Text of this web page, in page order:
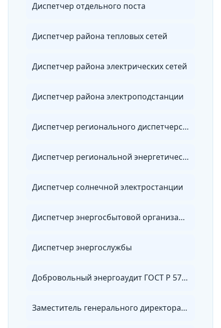
Диспетчер отдельного поста
Диспетчер района тепловых сетей
Диспетчер района электрических сетей
Диспетчер района электроподстанции
Диспетчер регионального диспетчерского управления
Диспетчер региональной энергетической системы
Диспетчер солнечной электростанции
Диспетчер энергосбытовой организации
Диспетчер энергослужбы
Добровольный энергоаудит ГОСТ Р 57576-2017
Заместитель генерального директора по эксплуатации электрических сетей